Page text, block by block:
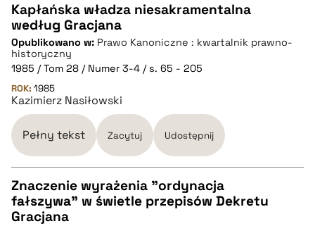
CZYSTY TEKST
pobierz cytat
BIBTEX
pobierz cytat
Kapłańska władza niesakramentalna
według Gracjana
Opublikowano w: Prawo Kanoniczne : kwartalnik prawno-
historyczny
1985 / Tom 28 / Numer 3-4 / s. 65 - 205
ROK: 1985
Kazimierz Nasiłowski
Pełny tekst Zacytuj Udostępnij
CZYSTY TEKST
Znaczenie wyrażenia "ordynacja
fałszywa" w świetle przepisów Dekretu
Gracjana